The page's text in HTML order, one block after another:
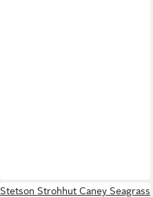
Stetson Strohhut Caney Seagrass